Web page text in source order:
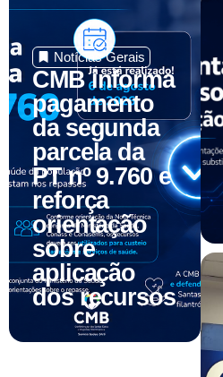
Notícias Gerais
CMB informa
pagamento
da segunda
parcela da
PT nº 9.760 e
reforça
orientação
sobre
aplicação
dos recursos